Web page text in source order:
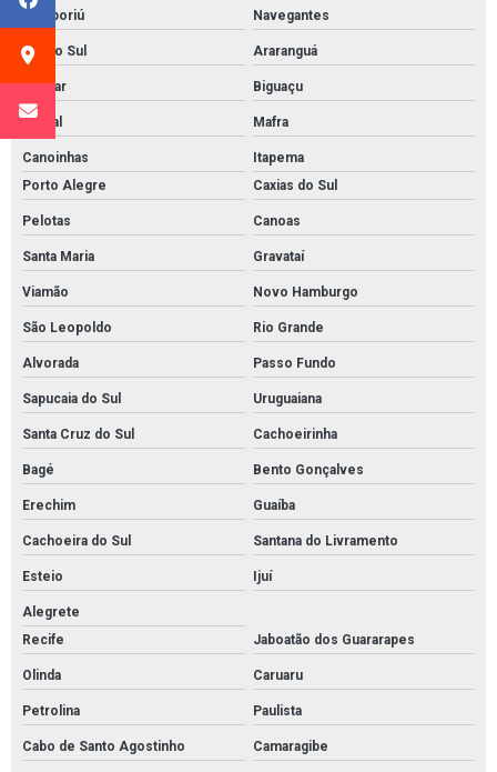
Camboriú Navegantes
Rio do Sul Araranguá
Gaspar Biguaçu
Indaial Mafra
Canoinhas
Itapema
Porto Alegre
Caxias do Sul
Pelotas Canoas
Santa Maria Gravataí
Viamão Novo Hamburgo
São Leopoldo Rio Grande
Alvorada Passo Fundo
Sapucaia do Sul Uruguaiana
Santa Cruz do Sul Cachoeirinha
Bagé Bento Gonçalves
Erechim Guaíba
Cachoeira do Sul Santana do Livramento
Esteio Ijuí
Alegrete
Recife
Jaboatão dos Guararapes
Olinda Caruaru
Petrolina Paulista
Cabo de Santo Agostinho Camaragibe